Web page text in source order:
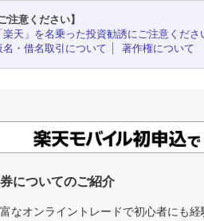
ご注意ください】
楽天」を名乗った投資勧誘にご注意くださ
名・借名取引について
著作権について
についてのご紹介
なオンライントレードで初心者にも